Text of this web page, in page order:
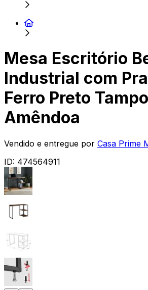
Mesa Escritório
Industrial com
Ferro Preto
Amêndoa
Vendido e entregue por Casa Prime
ID: 474564911